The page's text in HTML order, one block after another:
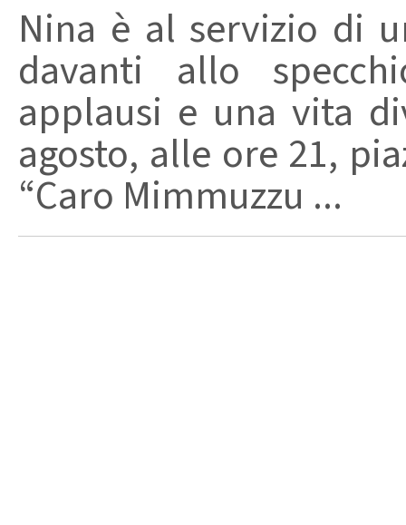
Nina è al servizio di
davanti allo
applausi e una vita
agosto, alle ore 21,
“Caro Mimmuzzu ...